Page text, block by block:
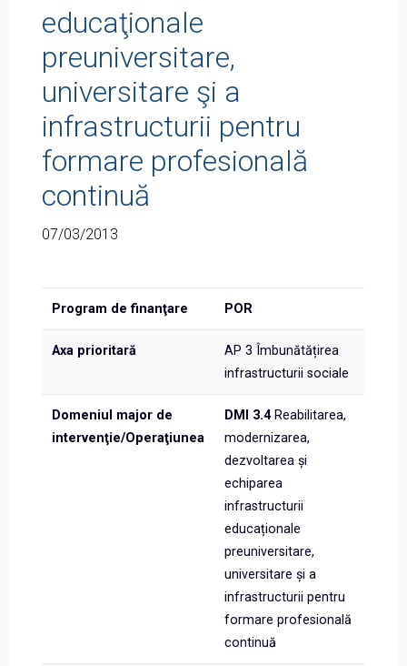
educaţionale
preuniversitare,
universitare şi a
infrastructurii pentru
formare profesională
continuă
07/03/2013
Program de finanţare POR
Axa prioritară
AP 3 Îmbunătățirea
infrastructurii sociale
Domeniul major de
intervenţie/Operaţiunea
DMI 3.4Reabilitarea,
modernizarea,
dezvoltarea și
echiparea
infrastructurii
educaționale
preuniversitare,
universitare și a
infrastructurii pentru
formare profesională
continuă